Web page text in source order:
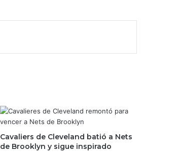
Cavaliers de Cleveland batió a Nets
de Brooklyn y sigue inspirado